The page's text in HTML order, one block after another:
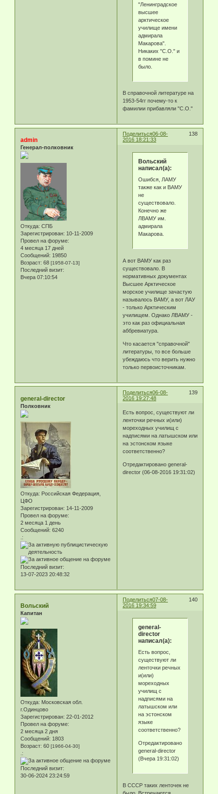
"Ленинградское
высшее
арктическое
училище имени
адмирала
Макарова".
Никаких "С.О." и
в помине не
было.
В справочной литературе на
1953-54гг почему-то к
фамилии прибавляли "С.О."
Поделиться 138
06-08-
2016 18:21:33
admin
Генерал-полковник
Откуда: СПБ
Зарегистрирован: 10-11-2009
Провел на форуме:
4 месяца 17 дней
Сообщений: 19850
Возраст: 68 [1958-07-13]
Последний визит:
Вчера 07:10:54
Вольский
написал(а):
Ошибся, ЛАМУ
также как и ВАМУ
не
существовало.
Конечно же
ЛВАМУ им.
адмирала
Макарова.
А вот ВАМУ как раз
существовало. В
нормативных документах
Высшее Арктическое
морское училище зачастую
называлось ВАМУ, а вот ЛАУ
- только Арктическим
училищем. Однако ЛВАМУ -
это как раз официальная
аббревиатура.
Что касается "справочной"
литературы, то все больше
убеждаюсь что верить нужно
только первоисточникам.
Поделиться 139
06-08-
2016 19:27:48
general-director
Полковник
Откуда: Российская Федерация,
ЦФО
Зарегистрирован: 14-11-2009
Провел на форуме:
2 месяца 1 день
Сообщений: 6240
.:
Последний визит:
13-07-2023 20:48:32
Есть вопрос, существуют ли
ленточки речных и(или)
мореходных училищ с
надписями на латышском или
на эстонском языке
соответственно?
Отредактировано general-
director (06-08-2016 19:31:02)
Поделиться 140
07-08-
2016 19:34:59
Вольский
Капитан
Откуда: Московская обл.
г.Одинцово
Зарегистрирован: 22-01-2012
Провел на форуме:
2 месяца 2 дня
Сообщений: 1803
Возраст: 60 [1966-04-30]
.:
Последний визит:
30-06-2024 23:24:59
general-
director
написал(а):
Есть вопрос,
существуют ли
ленточки речных
и(или)
мореходных
училищ с
надписями на
латышском или
на эстонском
языке
соответственно?
Отредактировано
general-director
(Вчера 19:31:02)
В СССР таких ленточек не